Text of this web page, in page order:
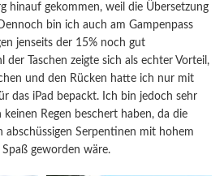
hinauf gekommen, weil die Übersetzung
bin ich auch am Gampenpass
jenseits der 15% noch gut
der Taschen zeigte sich als echter Vorteil,
und den Rücken hatte ich nur mit
das iPad bepackt. Ich bin jedoch sehr
Regen beschert haben, da die
abschüssigen Serpentinen mit hohem
geworden wäre.